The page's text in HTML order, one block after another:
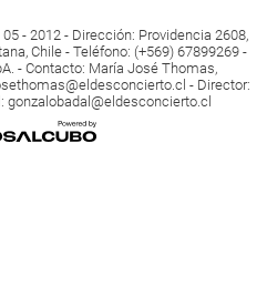
- 2012 - Dirección: Providencia 2608,
Chile - Teléfono: (+569) 67899269 -
- Contacto: María José Thomas,
- Director:
gonzalobadal@eldesconcierto.cl